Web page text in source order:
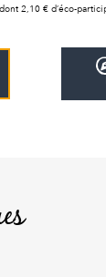
2,10 € d’éco-